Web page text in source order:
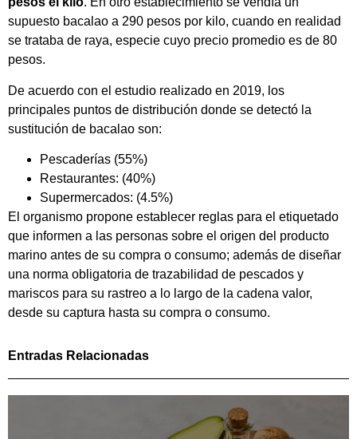
supuesto bacalao a 290 pesos por kilo, cuando en realidad
se trataba de raya, especie cuyo precio promedio es de 80
pesos.
De acuerdo con el estudio realizado en 2019, los
principales puntos de distribución donde se detectó la
sustitución de bacalao son:
Pescaderías (55%)
Restaurantes: (40%)
Supermercados: (4.5%)
El organismo propone establecer reglas para el etiquetado
que informen a las personas sobre el origen del producto
marino antes de su compra o consumo; además de diseñar
una norma obligatoria de trazabilidad de pescados y
mariscos para su rastreo a lo largo de la cadena valor,
desde su captura hasta su compra o consumo.
Entradas Relacionadas